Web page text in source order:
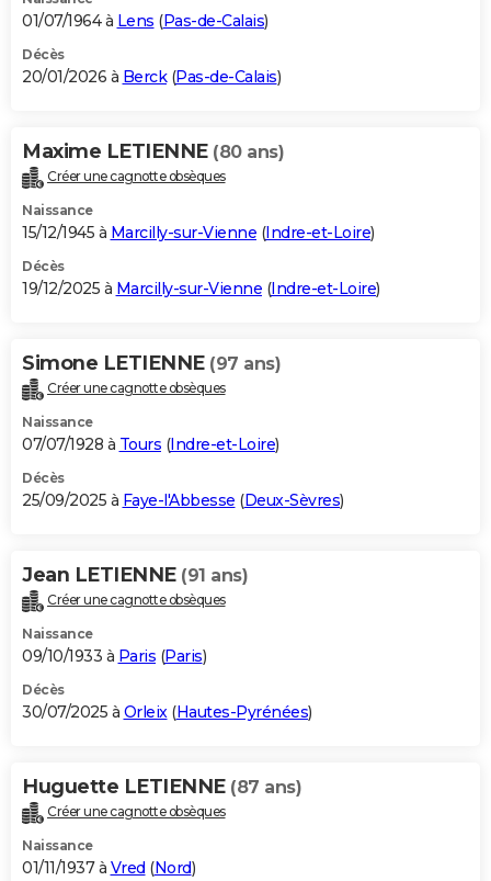
01/07/1964 à Lens (Pas-de-Calais)
Décès
20/01/2026 à Berck(Pas-de-Calais)
Maxime LETIENNE (80 ans)
Créer une cagnotte obsèques
Naissance
15/12/1945 à Marcilly-sur-Vienne (Indre-et-Loire)
Décès
19/12/2025 à Marcilly-sur-Vienne (Indre-et-Loire)
Simone LETIENNE (97 ans)
Créer une cagnotte obsèques
Naissance
07/07/1928 à Tours (Indre-et-Loire)
Décès
25/09/2025 à Faye-l'Abbesse (Deux-Sèvres)
Jean LETIENNE (91 ans)
Créer une cagnotte obsèques
Naissance
09/10/1933 à Paris (Paris)
Décès
30/07/2025 à Orleix(Hautes-Pyrénées)
Huguette LETIENNE (87 ans)
Créer une cagnotte obsèques
Naissance
01/11/1937 à Vred (Nord)